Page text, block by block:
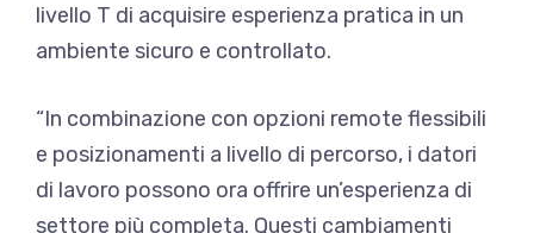
livello T di acquisire esperienza pratica in un
ambiente sicuro e controllato.
“In combinazione con opzioni remote flessibili
e posizionamenti a livello di percorso, i datori
di lavoro possono ora offrire un’esperienza di
settore più completa. Questi cambiamenti